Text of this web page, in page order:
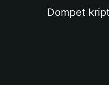
Dompet